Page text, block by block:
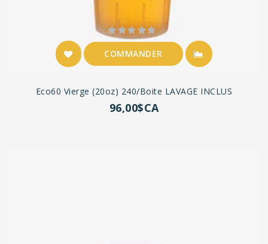
COMMANDER
Eco60 Vierge (20oz) 240/boite LAVAGE INCLUS
96,00$CA